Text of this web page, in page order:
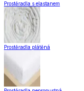
Prostěradla s elastanem
Prostěradla plátěná